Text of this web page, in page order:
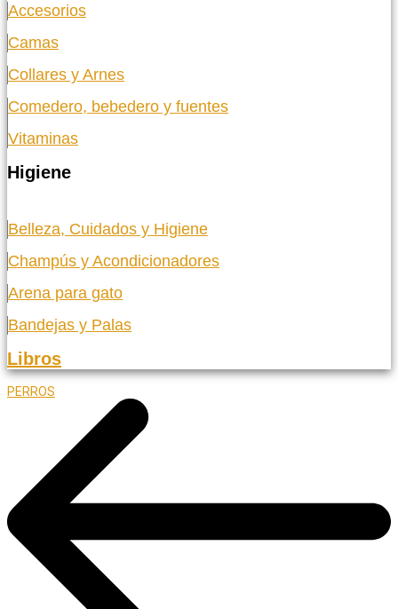
Accesorios
Camas
Collares y Arnes
Comedero, bebedero y fuentes
Vitaminas
Higiene
Belleza, Cuidados y Higiene
Champús y Acondicionadores
Arena para gato
Bandejas y Palas
Libros
PERROS